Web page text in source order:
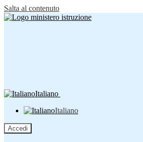
Salta al contenuto
Italiano
Italiano
Accedi